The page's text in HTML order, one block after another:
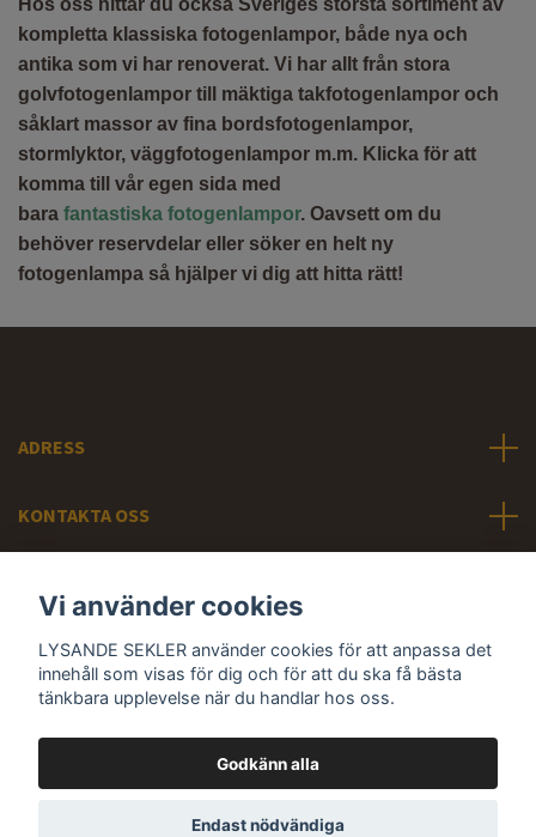
Hos oss hittar du också Sveriges största sortiment av
kompletta klassiska fotogenlampor, både nya och
antika som vi har renoverat. Vi har allt från stora
golvfotogenlampor till mäktiga takfotogenlampor och
såklart massor av fina bordsfotogenlampor,
stormlyktor, väggfotogenlampor m.m. Klicka för att
komma till vår egen sida med
bara fantastiska fotogenlampor. Oavsett om du
behöver reservdelar eller söker en helt ny
fotogenlampa så hjälper vi dig att hitta rätt!
ADRESS
KONTAKTA OSS
Sociala medier
© 2026 LYSANDE SEKLER - Svunna tiders belysning
Vi använder cookies
LYSANDE SEKLER använder cookies för att anpassa det
innehåll som visas för dig och för att du ska få bästa
tänkbara upplevelse när du handlar hos oss.
Godkänn alla
Endast nödvändiga